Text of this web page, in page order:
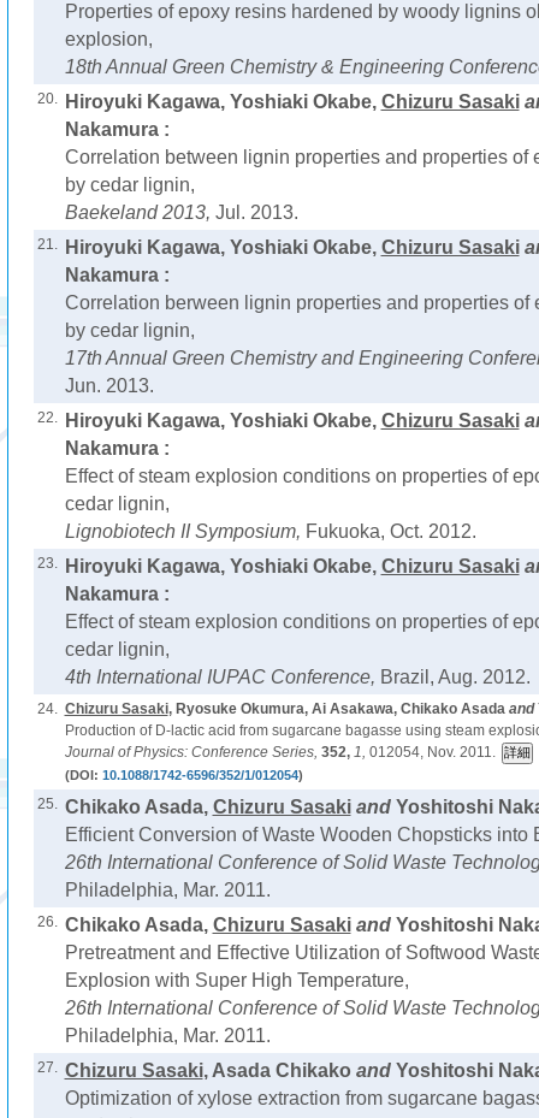
Properties of epoxy resins hardened by woody lignins
explosion,
18th Annual Green Chemistry & Engineering
20. Hiroyuki Kagawa, Yoshiaki Okabe, Chizuru Sasaki
Nakamura :
Correlation between lignin properties and properties of
by cedar lignin,
Baekeland 2013, Jul. 2013.
21. Hiroyuki Kagawa, Yoshiaki Okabe, Chizuru Sasaki
Nakamura :
Correlation berween lignin properties and properties of
by cedar lignin,
17th Annual Green Chemistry and Engineering
Jun. 2013.
22. Hiroyuki Kagawa, Yoshiaki Okabe, Chizuru Sasaki
Nakamura :
Effect of steam explosion conditions on properties of
cedar lignin,
Lignobiotech II Symposium, Fukuoka, Oct. 2012.
23. Hiroyuki Kagawa, Yoshiaki Okabe, Chizuru Sasaki
Nakamura :
Effect of steam explosion conditions on properties of
cedar lignin,
4th International IUPAC Conference, Brazil, Aug. 2012.
24. Chizuru Sasaki, Ryosuke Okumura, Ai Asakawa, Chikako Asadaand
Production of D-lactic acid from sugarcane bagasse using steam
Journal of Physics: Conference Series, 352, 1, 012054, Nov. 2011.
(DOI: 10.1088/1742-6596/352/1/012054)
25. Chikako Asada, Chizuru Sasakiand Yoshitoshi
Efficient Conversion of Waste Wooden Chopsticks into
26th International Conference of Solid Waste
Philadelphia, Mar. 2011.
26. Chikako Asada, Chizuru Sasakiand Yoshitoshi
Pretreatment and Effective Utilization of Softwood
Explosion with Super High Temperature,
26th International Conference of Solid Waste
Philadelphia, Mar. 2011.
27. Chizuru Sasaki, Asada Chikako and Yoshitoshi
Optimization of xylose extraction from sugarcane